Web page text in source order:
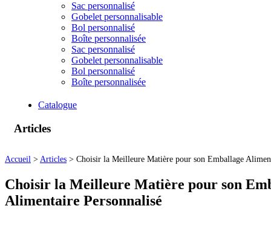
Sac personnalisé
Gobelet personnalisable
Bol personnalisé
Boîte personnalisée
Sac personnalisé
Gobelet personnalisable
Bol personnalisé
Boîte personnalisée
Catalogue
Articles
Accueil > Articles > Choisir la Meilleure Matière pour son Emballage
Choisir la Meilleure Matière pour son
Alimentaire Personnalisé